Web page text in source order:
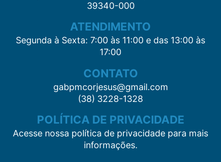
39340-000
ATENDIMENTO
Segunda à Sexta: 7:00 às 11:00 e das 13:00 às
17:00
CONTATO
gabpmcorjesus@gmail.com
(38) 3228-1328
POLÍTICA DE PRIVACIDADE
Acesse nossa política de privacidade para mais
informações.